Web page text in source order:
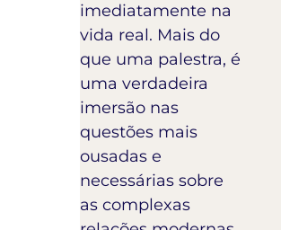
imediatamente na
vida real. Mais do
que uma palestra, é
uma verdadeira
imersão nas
questões mais
ousadas e
necessárias sobre
as complexas